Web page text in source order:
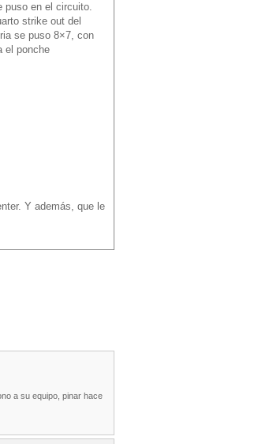
puso en el circuito.
strike out del
se puso 8×7, con
el ponche
Y además, que le
a su equipo, pinar hace